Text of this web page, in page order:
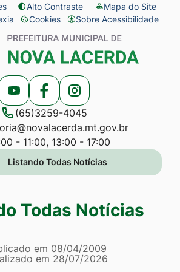
Alto Contraste
Mapa do Site
Cookies
Abrir
preferências
de
cookies
Sobre Acessibilidade
Acessar
a
Rede
Social
Acessar
a
Rede
Social
Acessar
a
Rede
Social
(65)3259-4045
- 11:00, 13:00 - 17:00
Listando Todas Notícias
Todas Notícias
Listando Todas
em 08/04/2009
em 28/07/2026